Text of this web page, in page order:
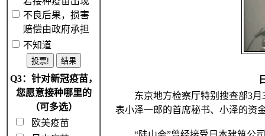
不良后果，损害
赔偿由政府承担
不知道
Q3：针对新冠疫苗，
您愿意接种哪里的
（可多选）
欧美疫苗
东京地方检察厅特别搜查部3月3
表小泽一郎的首席秘书、小泽的资